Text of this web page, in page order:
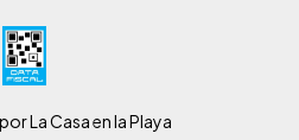
La Casa en la Playa